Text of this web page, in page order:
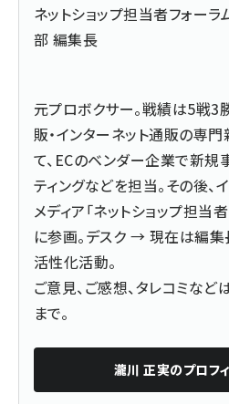
ネットショップ担当者フォーラ
部 編集長
元プロボクサー。戦績は5戦3
販・インターネット通販の専
て、ECのベンダー企業で新規
ティングなどを担当。その後、
メディア「ネットショップ担当
に参画。デスク → 現在は編集
活性化活動。
ご意見、ご感想、タレコミなど
まで。
瀧川 正実のプロフ